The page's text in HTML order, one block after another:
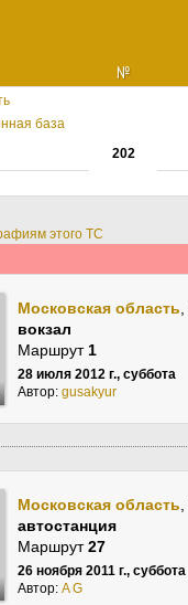
№
база
202
этого ТС
Московская область,
вокзал
Маршрут1
28 июля 2012 г., суббота
Автор: gusakyur
Московская область
автостанция
Маршрут27
26 ноября 2011 г., суббота
Автор: A G